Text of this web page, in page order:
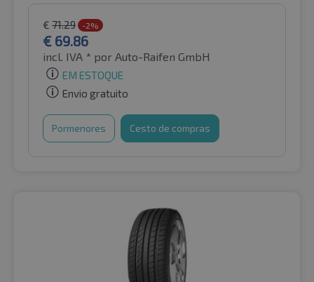
€ 71.29 -2%
€ 69.86
incl. IVA * por Auto-Raifen GmbH
EM ESTOQUE
Envio gratuito
Pormenores Cesto de compras